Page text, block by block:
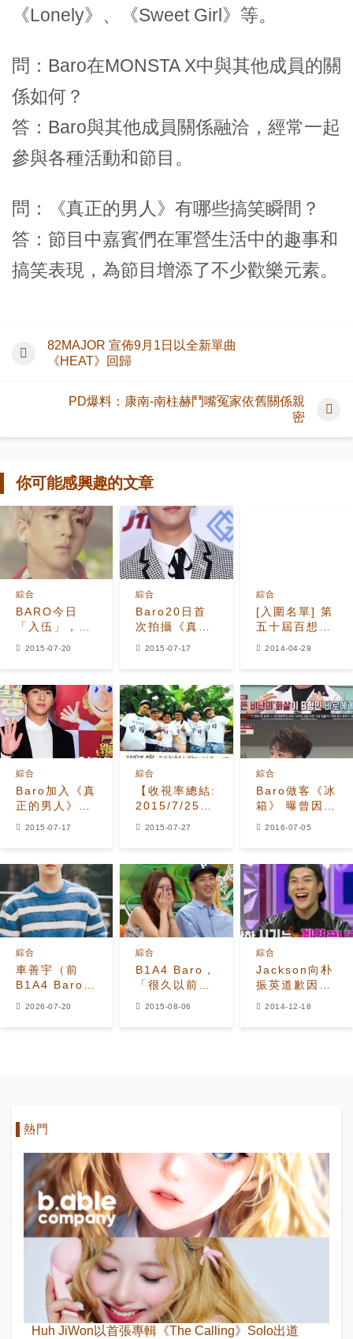
《Lonely》、《Sweet Girl》等。
問：Baro在MONSTA X中與其他成員的關
係如何？
答：Baro與其他成員關係融洽，經常一起
參與各種活動和節目。
問：《真正的男人》有哪些搞笑瞬間？
答：節目中嘉賓們在軍營生活中的趣事和
搞笑表現，為節目增添了不少歡樂元素。
82MAJOR 宣佈9月1日以全新單曲
《HEAT》回歸
PD爆料：康南-南柱赫鬥嘴冤家依舊關係親
密
你可能感興趣的文章
BARO今日
「入伍」，與
綜合
2015-07-20
Baro20日首
次拍攝《真正
綜合
2015-07-17
[入圍名單] 第
五十屆百想藝
綜合
2014-04-29
Baro加入《真
正的男人》
綜合
2015-07-17
【收視率總結:
2015/7/25(六)~7/26(日)】
綜合
2015-07-27
Baro做客《冰
箱》 曝曾因不
綜合
2016-07-05
車善宇（前
B1A4 Baro）
綜合
2026-07-20
B1A4 Baro，
「很久以前就
綜合
2015-08-06
Jackson向朴
振英道歉因最
綜合
2014-12-18
熱門
Huh JiWon以首張專輯《The Calling》Solo出道